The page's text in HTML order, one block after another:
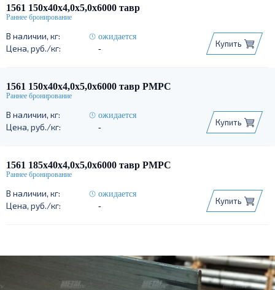
1561 150х40х4,0х5,0х6000 тавр
ожидается
-
Купить
1561 150х40х4,0х5,0х6000 тавр РМРС
ожидается
-
Купить
1561 185х40х4,0х5,0х6000 тавр РМРС
ожидается
-
Купить